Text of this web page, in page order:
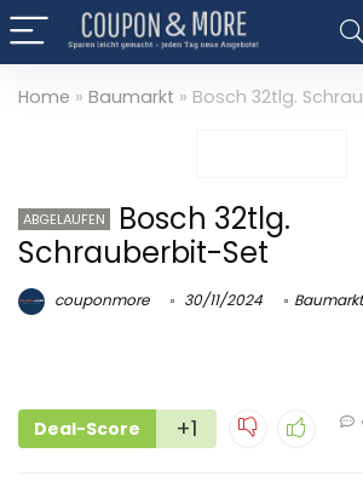
Home » Baumarkt » Bosch 32tlg.
ABGELAUFEN
Bosch 32tlg.
Schrauberbit-Set
couponmore 30/11/2024 Baumarkt
Deal-Score +1